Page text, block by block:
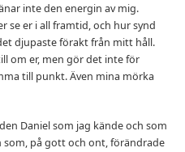
inte den energin av mig.
se er i all framtid, och hur synd
djupaste förakt från mitt håll.
om er, men gör det inte för
till punkt. Även mina mörka
Daniel som jag kände och som
som, på gott och ont, förändrade